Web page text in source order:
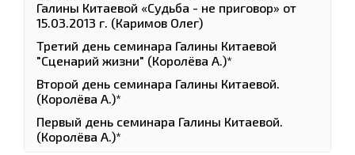
Галины Китаевой «Судьба - не приговор» от
15.03.2013 г. (Каримов Олег)
Третий день семинара Галины Китаевой
"Сценарий жизни" (Королёва А.)*
Второй день семинара Галины Китаевой.
(Королёва А.)*
Первый день семинара Галины Китаевой.
(Королёва А.)*